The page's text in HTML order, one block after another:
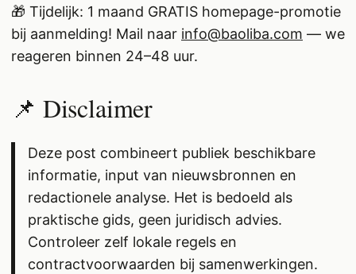
🎁 Tijdelijk: 1 maand GRATIS homepage-promotie
bij aanmelding! Mail naar info@baoliba.com — we
reageren binnen 24–48 uur.
📌 Disclaimer
Deze post combineert publiek beschikbare
informatie, input van nieuwsbronnen en
redactionele analyse. Het is bedoeld als
praktische gids, geen juridisch advies.
Controleer zelf lokale regels en
contractvoorwaarden bij samenwerkingen.